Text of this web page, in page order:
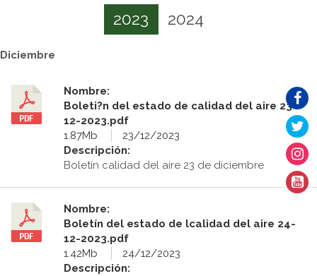
2023 2024
Diciembre
Nombre:
Boleti?n del estado de calidad del aire 23-
12-2023.pdf
1.87Mb
23/12/2023
Descripción:
Boletín calidad del aire 23 de diciembre
Nombre:
Boletín del estado de lcalidad del aire 24-
12-2023.pdf
1.42Mb
24/12/2023
Descripción: